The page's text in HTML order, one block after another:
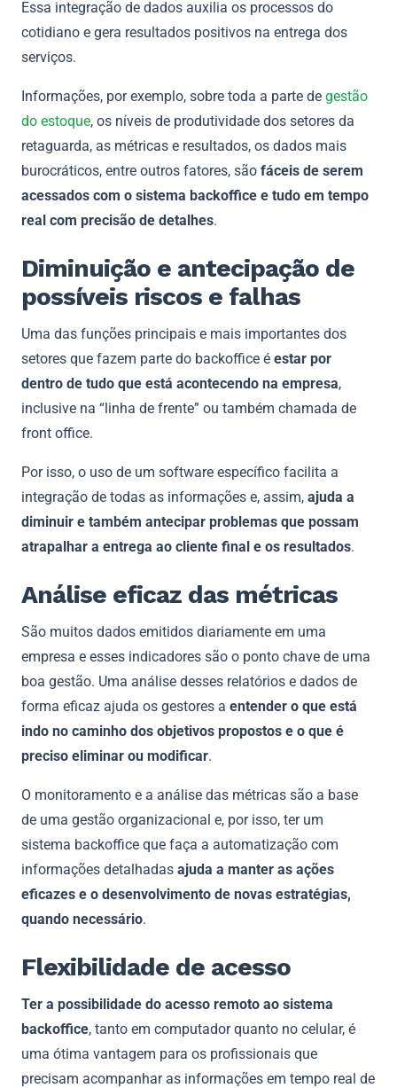
Essa integração de dados auxilia os processos do
cotidiano e gera resultados positivos na entrega dos
serviços.
Informações, por exemplo, sobre toda a parte de gestão
do estoque, os níveis de produtividade dos setores da
retaguarda, as métricas e resultados, os dados mais
burocráticos, entre outros fatores, são fáceis de serem
acessados com o sistema backoffice e tudo em tempo
real com precisão de detalhes.
Diminuição e antecipação de
possíveis riscos e falhas
Uma das funções principais e mais importantes dos
setores que fazem parte do backoffice é estar por
dentro de tudo que está acontecendo na empresa,
inclusive na “linha de frente” ou também chamada de
front office.
Por isso, o uso de um software específico facilita a
integração de todas as informações e, assim, ajuda a
diminuir e também antecipar problemas que possam
atrapalhar a entrega ao cliente final e os resultados.
Análise eficaz das métricas
São muitos dados emitidos diariamente em uma
empresa e esses indicadores são o ponto chave de uma
boa gestão. Uma análise desses relatórios e dados de
forma eficaz ajuda os gestores a entender o que está
indo no caminho dos objetivos propostos e o que é
preciso eliminar ou modificar.
O monitoramento e a análise das métricas são a base
de uma gestão organizacional e, por isso, ter um
sistema backoffice que faça a automatização com
informações detalhadas ajuda a manter as ações
eficazes e o desenvolvimento de novas estratégias,
quando necessário.
Flexibilidade de acesso
Ter a possibilidade do acesso remoto ao sistema
backoffice, tanto em computador quanto no celular, é
uma ótima vantagem para os profissionais que
precisam acompanhar as informações em tempo real de